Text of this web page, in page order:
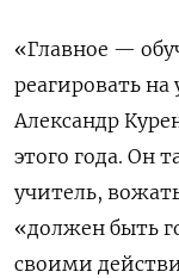
«Главное —
реагировать на
Александр
этого года. Он
учитель,
«должен быть
своими